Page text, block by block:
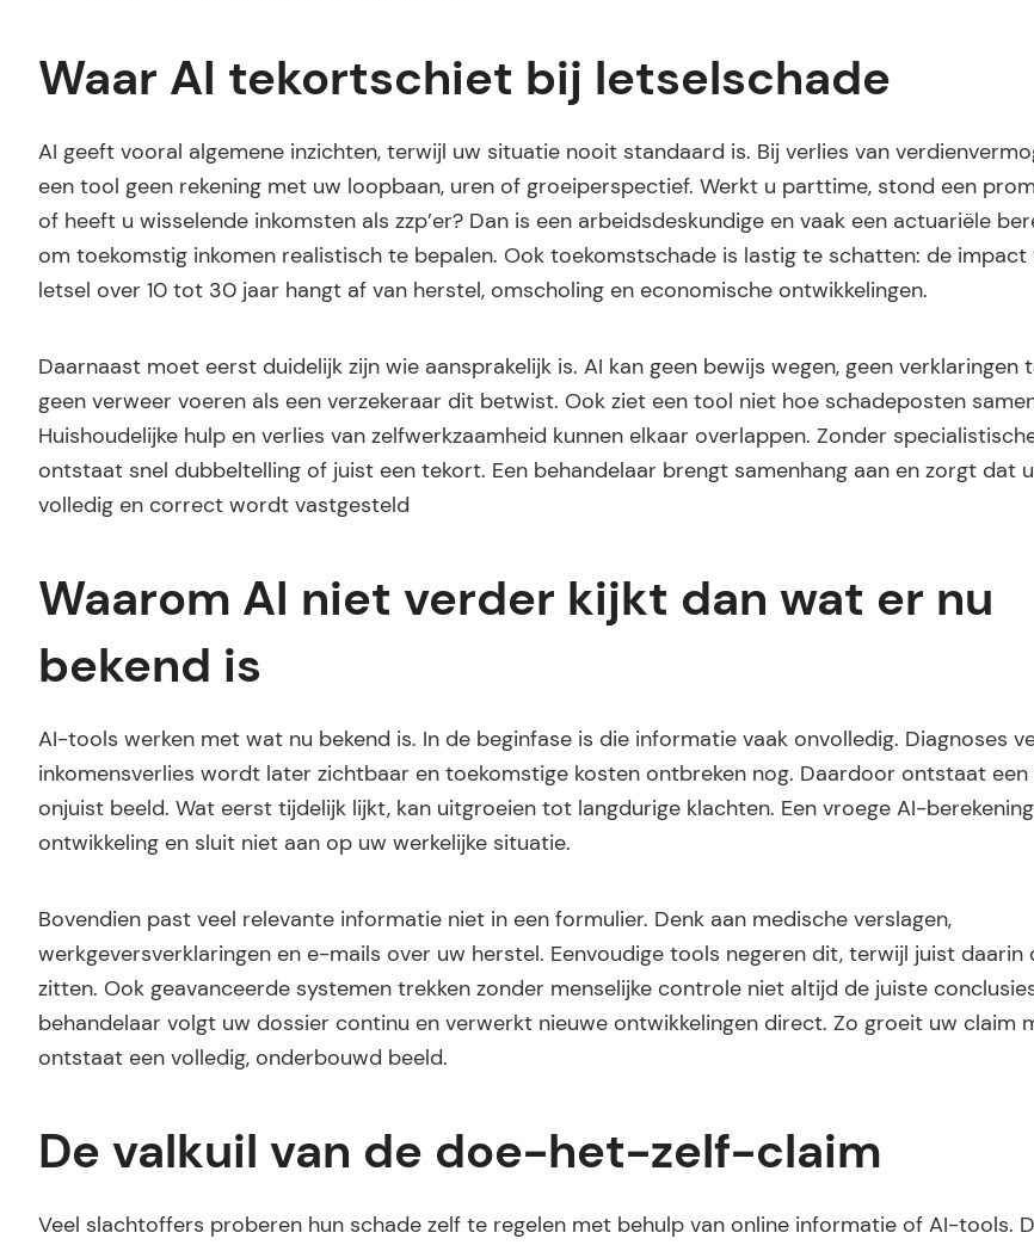
Waar AI tekortschiet bij letselschade
AI geeft vooral algemene inzichten, terwijl uw situatie nooit standaard is. Bij verlies van
een tool geen rekening met uw loopbaan, uren of groeiperspectief. Werkt u parttime, stond een
of heeft u wisselende inkomsten als zzp’er? Dan is een arbeidsdeskundige en vaak een actuariële
om toekomstig inkomen realistisch te bepalen. Ook toekomstschade is lastig te schatten: de impact
letsel over 10 tot 30 jaar hangt af van herstel, omscholing en economische ontwikkelingen.
Daarnaast moet eerst duidelijk zijn wie aansprakelijk is. AI kan geen bewijs wegen, geen verklaringen
geen verweer voeren als een verzekeraar dit betwist. Ook ziet een tool niet hoe schadeposten
Huishoudelijke hulp en verlies van zelfwerkzaamheid kunnen elkaar overlappen. Zonder
ontstaat snel dubbeltelling of juist een tekort. Een behandelaar brengt samenhang aan en zorgt dat
volledig en correct wordt vastgesteld
Waarom AI niet verder kijkt dan wat er nu
bekend is
AI-tools werken met wat nu bekend is. In de beginfase is die informatie vaak onvolledig. Diagnoses
inkomensverlies wordt later zichtbaar en toekomstige kosten ontbreken nog. Daardoor ontstaat
onjuist beeld. Wat eerst tijdelijk lijkt, kan uitgroeien tot langdurige klachten. Een vroege AI-
ontwikkeling en sluit niet aan op uw werkelijke situatie.
Bovendien past veel relevante informatie niet in een formulier. Denk aan medische verslagen,
werkgeversverklaringen en e-mails over uw herstel. Eenvoudige tools negeren dit, terwijl juist daarin
zitten. Ook geavanceerde systemen trekken zonder menselijke controle niet altijd de juiste
behandelaar volgt uw dossier continu en verwerkt nieuwe ontwikkelingen direct. Zo groeit uw claim
ontstaat een volledig, onderbouwd beeld.
De valkuil van de doe-het-zelf-claim
Veel slachtoffers proberen hun schade zelf te regelen met behulp van online informatie of AI-tools.